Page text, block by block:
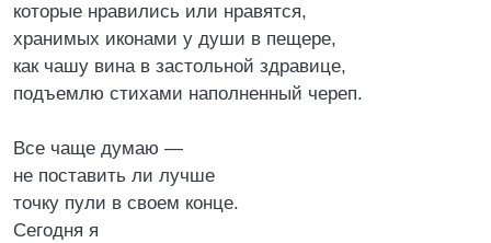
которые нравились или нравятся,
хранимых иконами у души в пещере,
как чашу вина в застольной здравице,
подъемлю стихами наполненный череп.
Все чаще думаю —
не поставить ли лучше
точку пули в своем конце.
Сегодня я